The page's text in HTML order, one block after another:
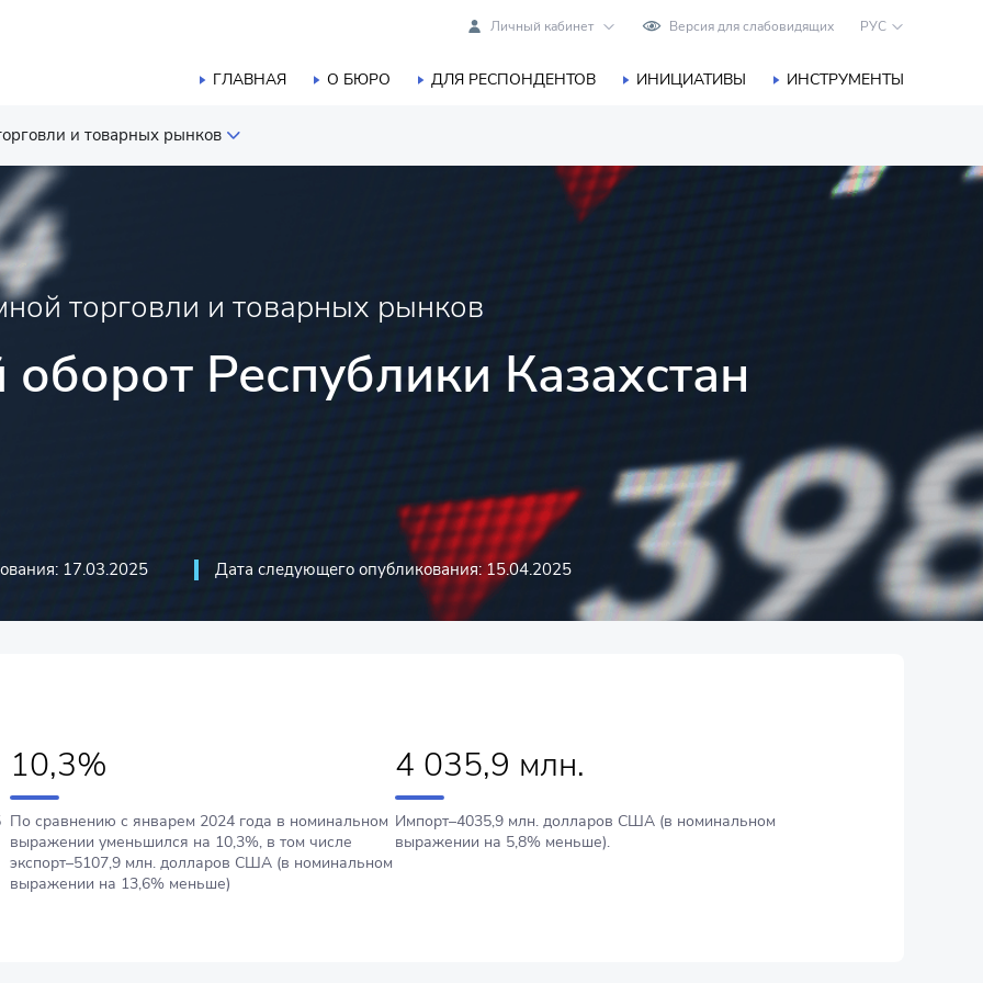
Личный кабинет Версия для слабовидящих РУС
ГЛАВНАЯ О БЮРО ДЛЯ РЕСПОНДЕНТОВ ИНИЦИАТИВЫ ИНСТРУМЕНТЫ
и товарных рынков
и товарных
торговли и товарных рынков
Республики Казахстан
17.03.2025 Дата следующего опубликования: 15.04.2025
10,3%
По сравнению с январем 2024 года в номинальном
выражении уменьшился на 10,3%, в том числе
экспорт–5107,9 млн. долларов США (в номинальном
выражении на 13,6% меньше)
4 035,9 млн.
Импорт–4035,9 млн. долларов США (в номинальном
выражении на 5,8% меньше).